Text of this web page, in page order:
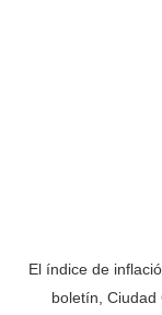
El índice de
boletín, Ciudad